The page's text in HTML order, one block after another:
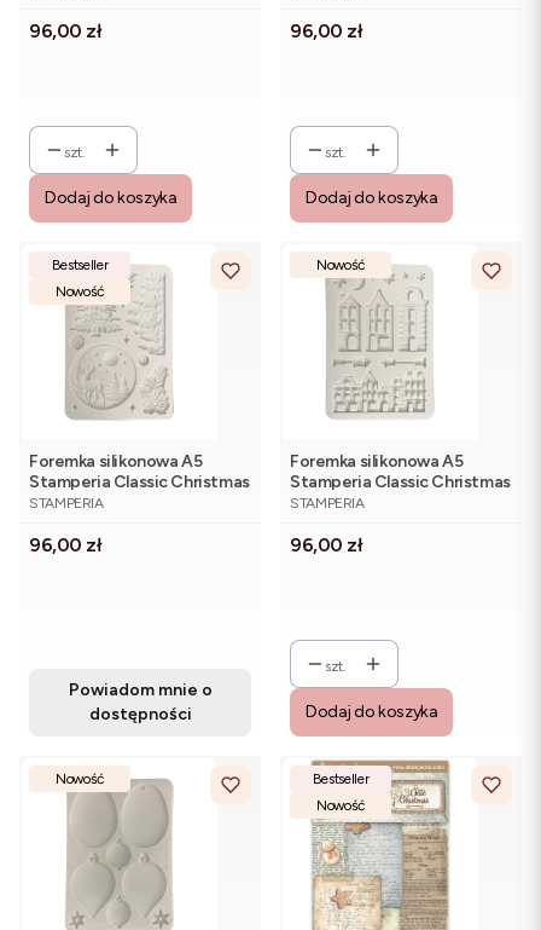
Cena
96,00 zł
szt.
Dodaj do koszyka
Cena
96,00 zł
szt.
Dodaj do koszyka
Bestseller
Nowość
Foremka silikonowa A5
Stamperia Classic Christmas
KACMA617 - choinki, jeleń
PRODUCENT
STAMPERIA
Cena
96,00 zł
Powiadom mnie o
dostępności
Nowość
Foremka silikonowa A5
Stamperia Classic Christmas
KACMA616 - kamienice
PRODUCENT
STAMPERIA
Cena
96,00 zł
szt.
Dodaj do koszyka
Nowość
Bestseller
Nowość